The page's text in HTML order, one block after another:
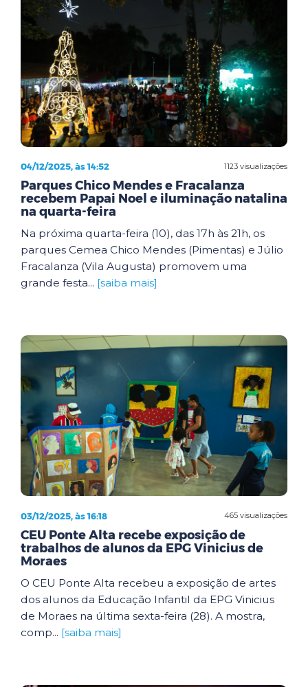
1123 visualizações
04/12/2025, às 14:52
Parques Chico Mendes e Fracalanza
recebem Papai Noel e iluminação natalina
na quarta-feira
Na próxima quarta-feira (10), das 17h às 21h, os
parques Cemea Chico Mendes (Pimentas) e Júlio
Fracalanza (Vila Augusta) promovem uma
grande festa... [saiba mais]
465 visualizações
03/12/2025, às 16:18
CEU Ponte Alta recebe exposição de
trabalhos de alunos da EPG Vinicius de
Moraes
O CEU Ponte Alta recebeu a exposição de artes
dos alunos da Educação Infantil da EPG Vinicius
de Moraes na última sexta-feira (28). A mostra,
comp... [saiba mais]